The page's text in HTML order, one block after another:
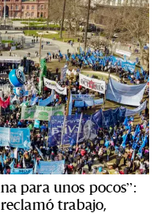
para unos pocos”:
trabajo,